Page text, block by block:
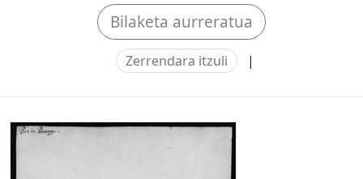
Bilaketa aurreratua
Zerrendara itzuli |